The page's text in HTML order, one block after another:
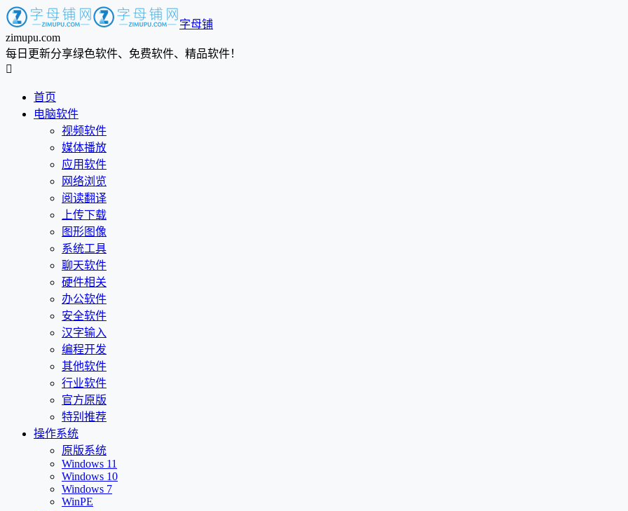
字母铺
zimupu.com
每日更新分享绿色软件、免费软件、精品软件！

首页
电脑软件
视频软件
媒体播放
应用软件
网络浏览
阅读翻译
上传下载
图形图像
系统工具
聊天软件
硬件相关
办公软件
安全软件
汉字输入
编程开发
其他软件
行业软件
官方原版
特别推荐
操作系统
原版系统
Windows 11
Windows 10
Windows 7
WinPE